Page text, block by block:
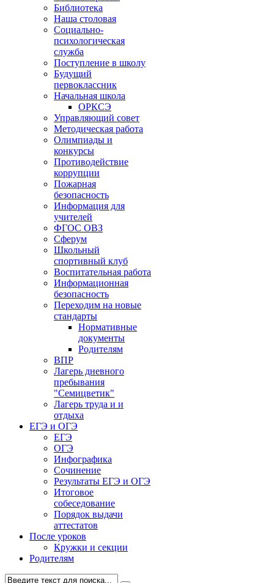
Библиотека
Наша столовая
Социально-
психологическая
служба
Поступление в школу
Будущий
первоклассник
Начальная школа
ОРКСЭ
Управляющий совет
Методическая работа
Олимпиады и
конкурсы
Противодействие
коррупции
Пожарная
безопасность
Информация для
учителей
ФГОС ОВЗ
Сферум
Школьный
спортивный клуб
Воспитательная работа
Информационная
безопасность
Переходим на новые
стандарты
Нормативные
документы
Родителям
ВПР
Лагерь дневного
пребывания
"Семицветик"
Лагерь труда и и
отдыха
ЕГЭ и ОГЭ
ЕГЭ
ОГЭ
Инфографика
Сочинение
Результаты ЕГЭ и ОГЭ
Итоговое
собеседование
Порядок выдачи
аттестатов
После уроков
Кружки и секции
Родителям